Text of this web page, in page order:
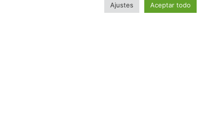
Ajustes Aceptar todo